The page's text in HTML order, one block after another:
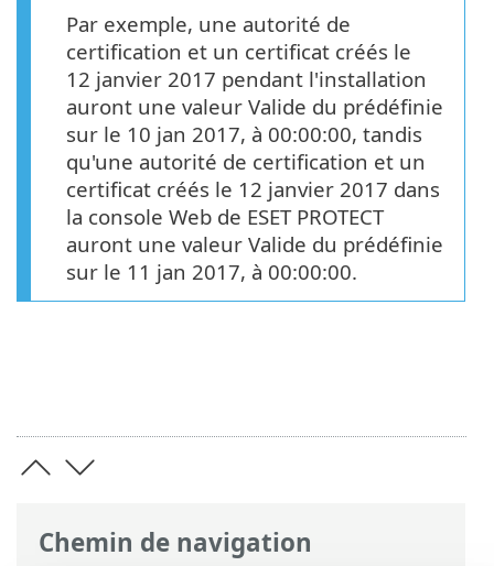
Chemin de navigation
Par exemple, une autorité de
certification et un certificat créés le
12 janvier 2017 pendant l'installation
auront une valeur Valide du prédéfinie
sur le 10 jan 2017, à 00:00:00, tandis
qu'une autorité de certification et un
certificat créés le 12 janvier 2017 dans
la console Web de ESET PROTECT
auront une valeur Valide du prédéfinie
sur le 11 jan 2017, à 00:00:00.